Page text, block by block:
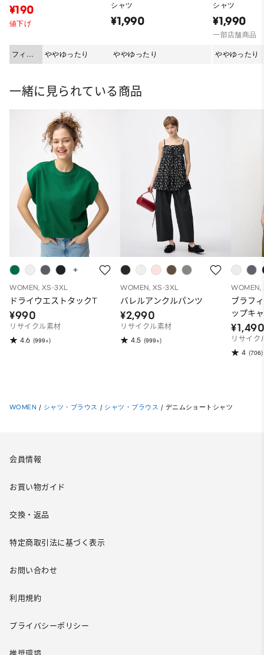
¥190
値下げ
フィッ
ト
ややゆったり
シャツ
¥1,990
ややゆったり
シャツ
¥1,990
一部店舗商品
ややゆったり
一緒に見られている商品
WOMEN, XS-3XL
ドライウエストタックT
¥990
リサイクル素材
4.6 (999+)
WOMEN, XS-3XL
バレルアンクルパンツ
¥2,990
リサイクル素材
4.5 (999+)
WOMEN,
ブラフ
ップキ
リサイク
4 (706)
WOMEN / シャツ・ブラウス / シャツ・ブラウス / デニムショートシャツ
会員情報
お買い物ガイド
交換・返品
特定商取引法に基づく表示
お問い合わせ
利用規約
プライバシーポリシー